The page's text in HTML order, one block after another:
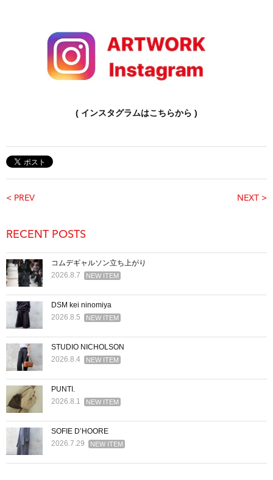
( インスタグラムはこちらから )
< PREV NEXT >
RECENT POSTS
コムデギャルソン立ち上がり
2026.8.7
NEW ITEM
DSM kei ninomiya
2026.8.5
NEW ITEM
STUDIO NICHOLSON
2026.8.4
NEW ITEM
PUNTI.
2026.8.1
NEW ITEM
SOFIE D’HOORE
2026.7.29
NEW ITEM